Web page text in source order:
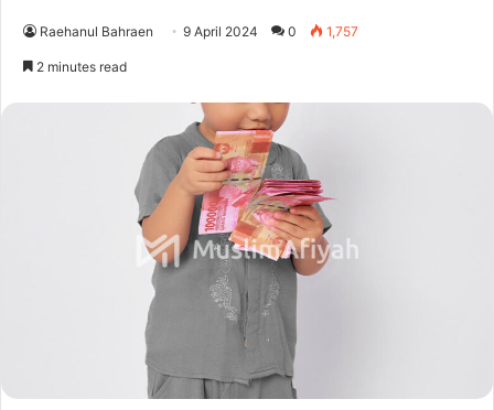
Raehanul Bahraen 9 April 2024 0 1,757
2 minutes read